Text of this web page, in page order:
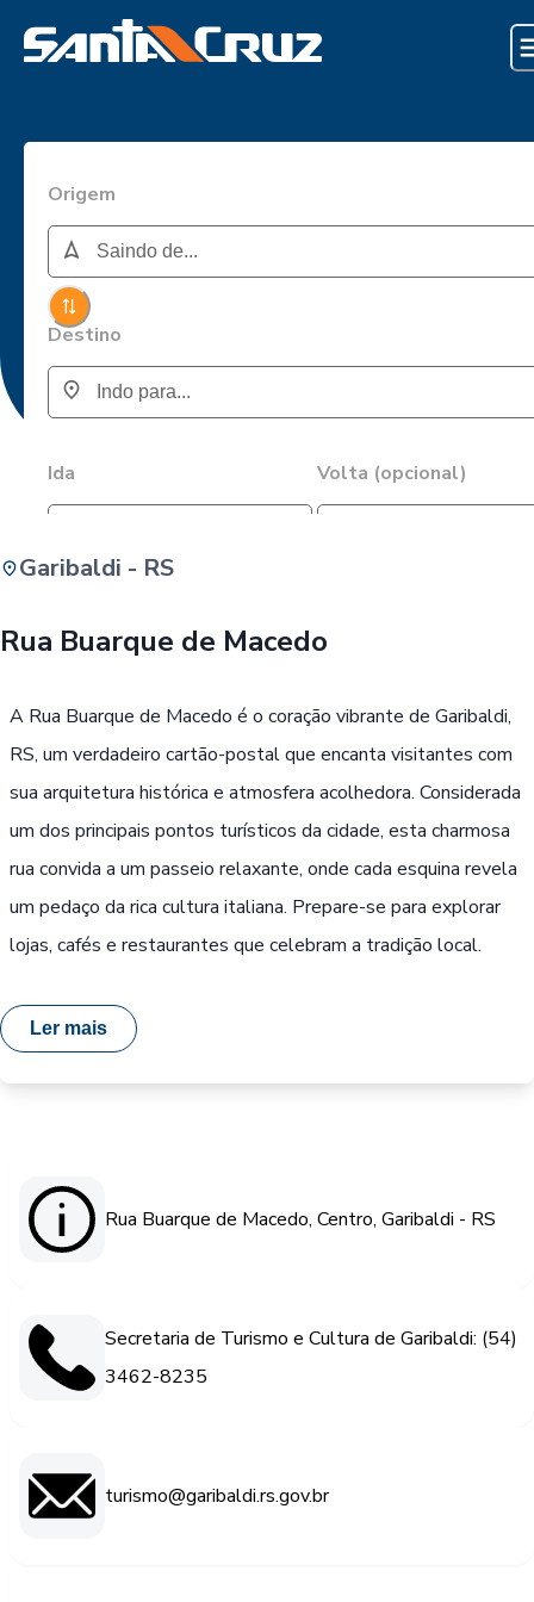
Origem
Destino
Ida Volta (opcional)
Garibaldi - RS
Rua Buarque de Macedo
A Rua Buarque de Macedo é o coração vibrante de Garibaldi,
RS, um verdadeiro cartão-postal que encanta visitantes com
sua arquitetura histórica e atmosfera acolhedora. Considerada
um dos principais pontos turísticos da cidade, esta charmosa
rua convida a um passeio relaxante, onde cada esquina revela
um pedaço da rica cultura italiana. Prepare-se para explorar
lojas, cafés e restaurantes que celebram a tradição local.
Ler mais
Rua Buarque de Macedo, Centro, Garibaldi - RS
Secretaria de Turismo e Cultura de Garibaldi: (54)
3462-8235
turismo@garibaldi.rs.gov.br